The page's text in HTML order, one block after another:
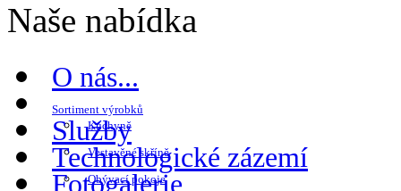
Naše nabídka
O nás...
Sortiment výrobků
Kuchyně
Vestavěné skříně
Obývací pokoje
Služby
Technologické zázemí
Fotogalerie